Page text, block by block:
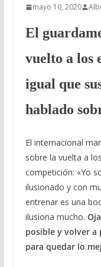
mayo 10, 2020
El
vuelto a los
igual que
hablado
El internacional
sobre la vuelta a
competición: «Yo
ilusionado y con
entrenar es una
ilusiona mucho.
posible y volver a
para quedar lo